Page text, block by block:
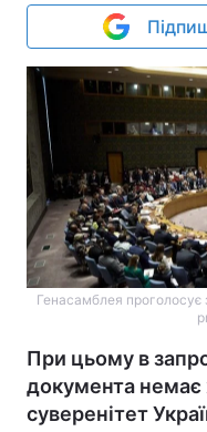
Генасамблея
При цьому в
документа
суверенітет